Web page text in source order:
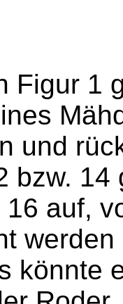
Figur 1
und
bzw.
auf,
könnte